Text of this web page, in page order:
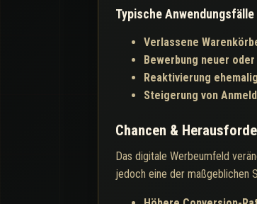
Typische
Verlassene
Bewerbung neuer
Reaktivierung
Steigerung von
Chancen &
Das digitale Werbeumfeld
jedoch eine der maßgeblichen